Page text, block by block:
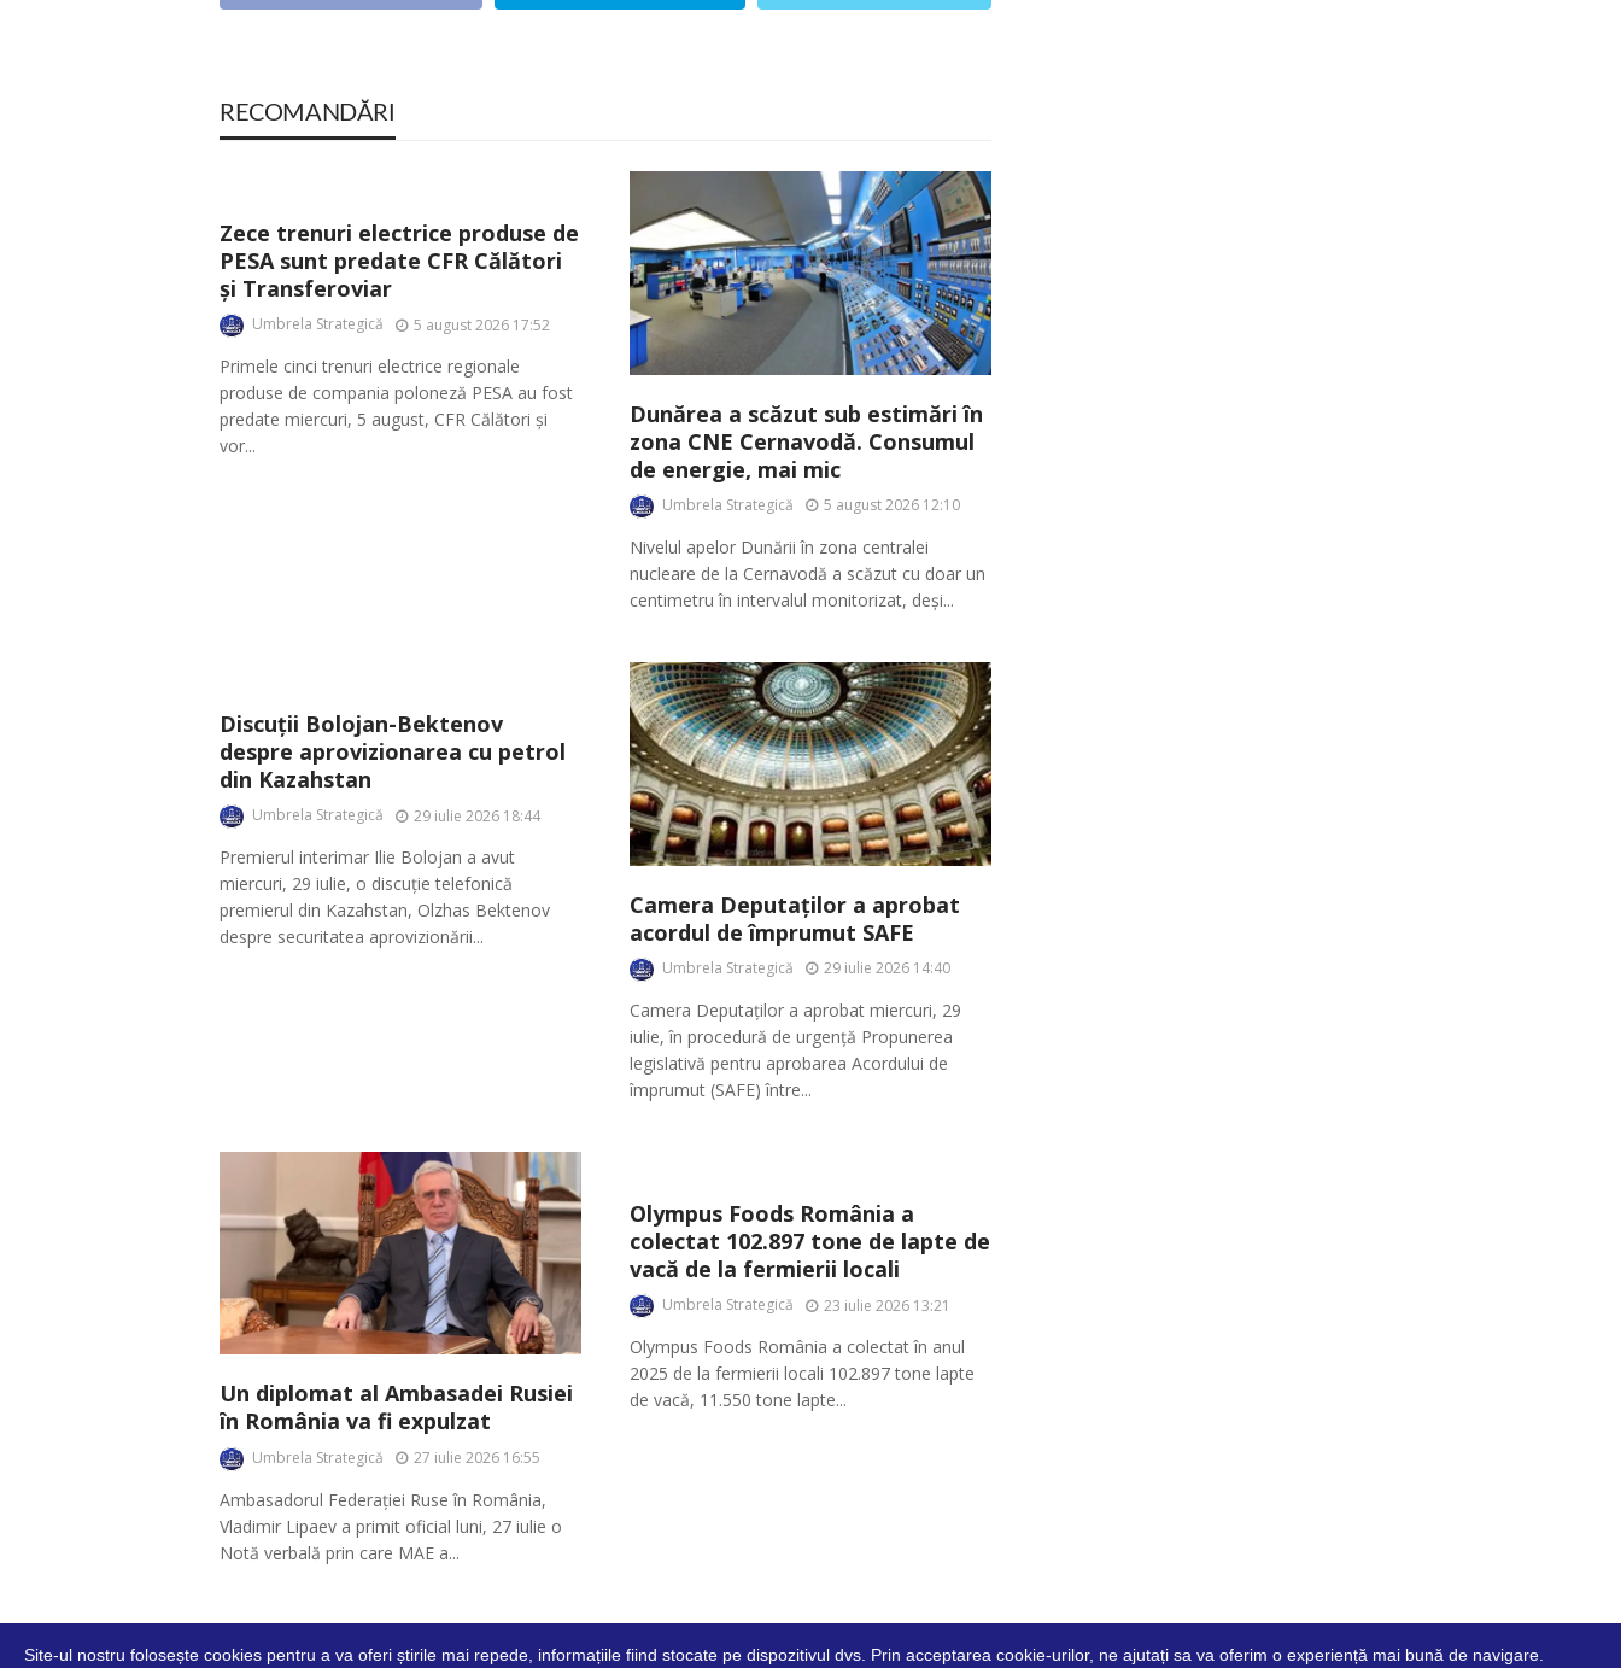
RECOMANDĂRI
Zece trenuri electrice produse de
PESA sunt predate CFR Călători
și Transferoviar
Umbrela Strategică 5 august 2026 17:52
Primele cinci trenuri electrice regionale
produse de compania poloneză PESA au fost
predate miercuri, 5 august, CFR Călători și
vor...
Dunărea a scăzut sub estimări în
zona CNE Cernavodă. Consumul
de energie, mai mic
Umbrela Strategică 5 august 2026 12:10
Nivelul apelor Dunării în zona centralei
nucleare de la Cernavodă a scăzut cu doar un
centimetru în intervalul monitorizat, deși...
Discuții Bolojan-Bektenov
despre aprovizionarea cu petrol
din Kazahstan
Umbrela Strategică 29 iulie 2026 18:44
Premierul interimar Ilie Bolojan a avut
miercuri, 29 iulie, o discuție telefonică
premierul din Kazahstan, Olzhas Bektenov
despre securitatea aprovizionării...
Camera Deputaților a aprobat
acordul de împrumut SAFE
Umbrela Strategică 29 iulie 2026 14:40
Camera Deputaților a aprobat miercuri, 29
iulie, în procedură de urgență Propunerea
legislativă pentru aprobarea Acordului de
împrumut (SAFE) între...
Un diplomat al Ambasadei Rusiei
în România va fi expulzat
Umbrela Strategică 27 iulie 2026 16:55
Ambasadorul Federației Ruse în România,
Vladimir Lipaev a primit oficial luni, 27 iulie o
Notă verbală prin care MAE a...
Olympus Foods România a
colectat 102.897 tone de lapte de
vacă de la fermierii locali
Umbrela Strategică 23 iulie 2026 13:21
Olympus Foods România a colectat în anul
2025 de la fermierii locali 102.897 tone lapte
de vacă, 11.550 tone lapte...
Site-ul nostru folosește cookies pentru a va oferi știrile mai repede, informațiile fiind stocate pe dispozitivul dvs. Prin acceptarea cookie-urilor, ne ajutați sa va oferim o experiență mai bună de navigare.